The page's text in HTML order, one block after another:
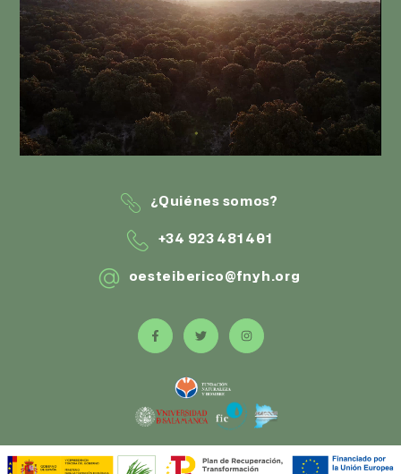
¿Quiénes somos?
+34 923 481 401
oesteiberico@fnyh.org